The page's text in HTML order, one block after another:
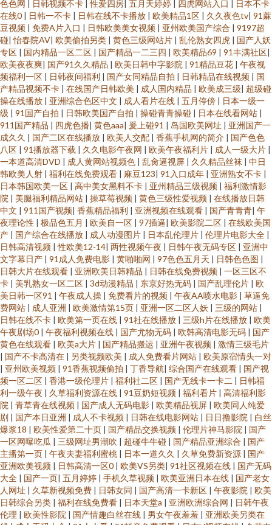
色色网 | 日韩视频不卡 |性爱四房| 五月天婷婷 | 四虎网站入口 | 日本不卡
在线0 | 日韩一不卡 | 日韩在线不卡播放 | 欧美精品1区 | 久久夜色tv| 91蔴
豆视频 | 免费A片入口 | 日韩欧美美女视频 | 亚州欧美国产综合 | 9197超
碰|怡春院AV| 欧美偷拍另类 | 黄色三级网站片 | 乱伦熟女四虎 | 国产人妖
专区 | 国内精品一区二区 | 国产精品一二三四 | 欧美精品69 | 91丰满社区|
欧美夜夜爽| 国产91久久精品 | 欧美日韩中字影院 | 91精品豆花 | 午夜视
频福利一区 | 日韩夜间福利 | 国产女同精品自拍 | 日韩精品在线视频 | 国
产精品视频不卡 | 在线国产日韩欧美 | 成人国内精品 | 欧美成三级| 超级碰
操在线播放 | 亚洲综合色区中文 | 成人看片在线 | 五月停傍 | 日本一级一
级 | 91国产自拍 | 日韩欧美国产自拍 | 操碰青青操碰 | 日本在线看网站 |
911国产精品 | 四虎色播| 黄色aaa| 爰上碰91 | 岛国欧美网址 | 亚洲国产一
成久久 | 国产二区在线播放 | 欧美人交配 | 香蕉手机网的简介 | 国产色色
八区 | 91播放器下载 | 久久电影午夜网 | 欧美午夜福利片 | 成人一级大片 |
一本道高清DVD | 成人黄网站视频色 | 乱肏逼视屏 | 久久精品丝袜 | 中日
韩欧美人射 | 福利在线免费观看 | 麻豆123| 91入口成年 | 亚洲熟女不卡 |
日本韩国欧美一区 | 高中美女黑料不卡 | 亚州精品三级视频 | 福利激情影
院 | 美腿福利精品网站 | 操草莓视频 | 黄色三级性爱视频 | 在线播放日韩
中文 | 911国产视频| 香蕉精品福利 | 亚洲视频在线观看 | 国产青青青| 午
夜理论性 | 极品色五月 | 欧美自一区 | 97插逼| 欧美影院二区 | 在线欧美国
产 | 国产综合在线播放 | 成人动漫图片 | 日本乱伦理片 | 伦理片电影大全 |
日韩高清视频 |性欧美12-14| 两性视频午夜 | 日韩午夜无码专区 | 亚洲中
文字幕日产 | 91成人免费电影 | 黄啪啪网 | 97色色五月天 | 日韩色色图 |
日韩大片在线观看 | 亚洲欧美日韩精品 | 日韩在线免费视频 | 一区三区不
卡 | 美乳熟女一区二区 | 3d动漫精品 | 东京好热无码 | 国产乱理伦片 | 欧
美日韩一区91 | 午夜成人操 | 免费看片的视频 | 午夜AA喷水电影 | 草逼免
费网站 | 成人亚洲 | 欧美激情第15页 | 亚洲一区二区人妖 | 三级的网站 |
日韩在线不卡 | 欧美第一页在线 | 91社在线播放 | 三级h片在线播放 | 欧美
午夜剧场0 | 午夜福利视频在线 | 国产尤物无码 | 欧韩高清电影无码 | 国产
黄色在线观看 | 欧美a大片 | 国产精品搬运 | 亚洲午夜视频 | 激情三级毛片
| 国产不卡高清在 | 另类视频欧美 | 成人免费看片网站 | 欧美原宿情头一对
| 亚州欧美视频 | 91香蕉视频偷拍 | 丁香导航| 综合国产在线观看 | 国产视
频一区二区 | 香港一级伦理片 | 福利社二区 | 国产无线卡一卡二 | 日韩福
利一级午夜 | 久草福利资源在线 | 91豆奶短视频 | 福利看片 | 高清福利影
院 | 青草青在线视频 | 国产成人无码电影 | 欧美精品视屏 | 欧美同人纯爱
剧 | 国产本日亚洲 | 成人不卡视频 | 日韩在线电影网站 | 日日撸影院 | 白丝
爆浆18 | 欧美性爱第二十页 | 国产精品交换视频 | 伦理片神马影院 | 国产
一区网曝吃瓜 | 三级网址男潮吹 | 超碰牛牛碰 | 国产精品亚洲综合 | 国产
主播第一页 | 午夜夫妻福利蜜桃 | 日本一道久久 | 久草免费新资源 | 国产
亚洲欧美视频 | 日韩高清一区0 | 欧美VS另类| 91社区视频在线 | 国产无码
大全 | 国产一页| 五月婷婷 | 手机久草视频 | 欧美亚洲日本在线 | 国产老女
人网址 | 久草新视频免费 | 日韩女同 | 国产高清一卡新区 | 午夜影院 | 欧美
日韩综合另类 | 福利在线免费看 | 日本天堂a | 亚洲欧洲综合网 | 日韩午夜
伦理 | 欧美性影院 | 国产情趣白丝在线 | 男女午夜羞羞 | 亚洲欧美另类在